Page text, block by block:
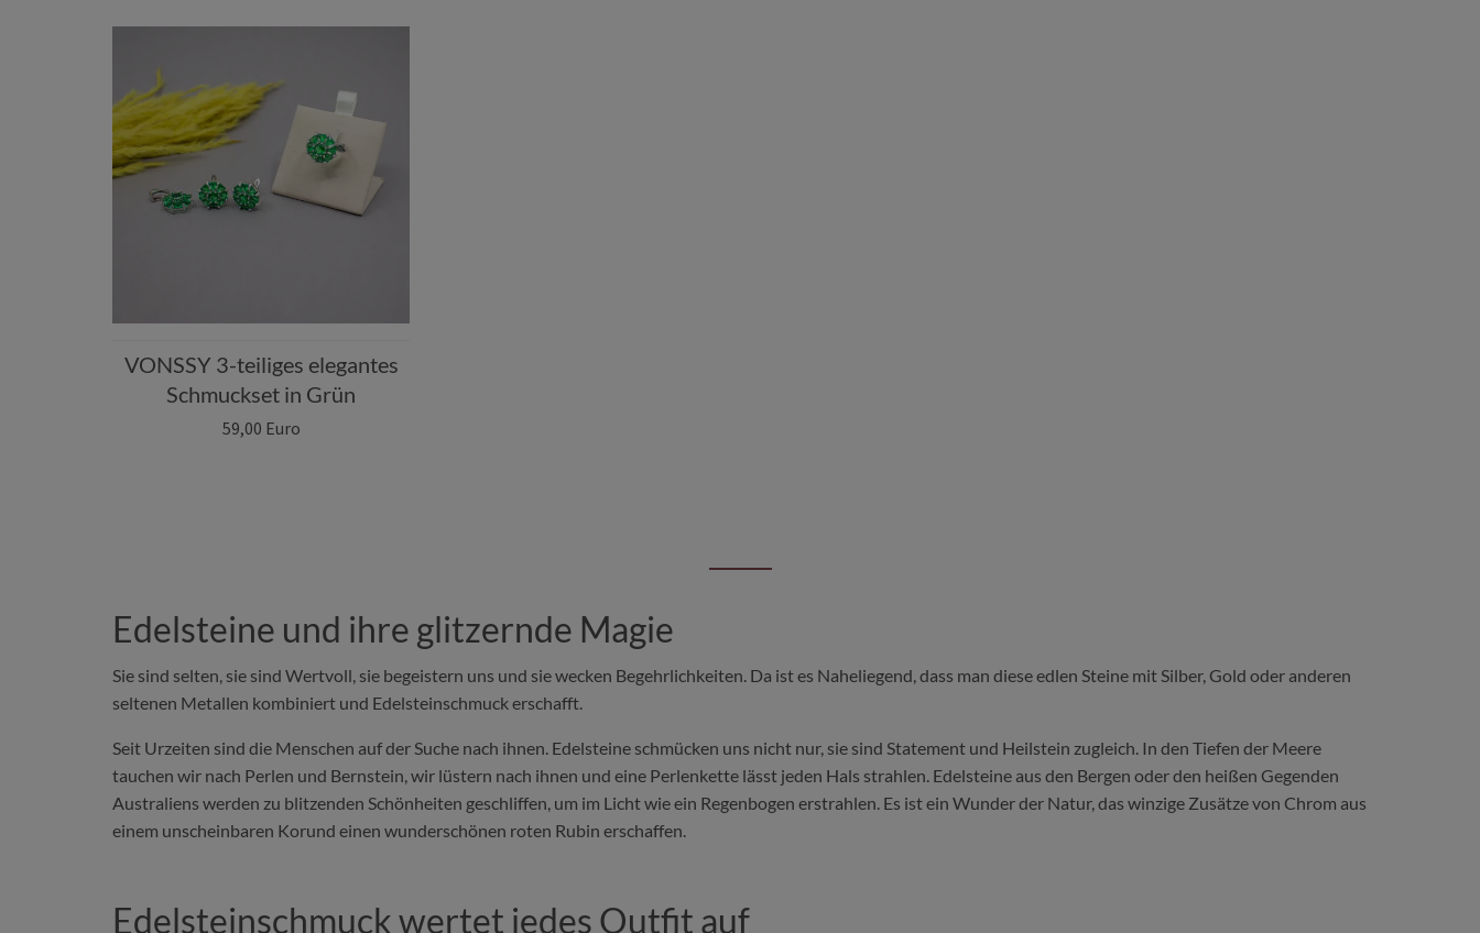
VONSSY 3-teiliges elegantes
Schmuckset in Grün
59,00 Euro
Edelsteine und ihre glitzernde Magie
Sie sind selten, sie sind Wertvoll, sie begeistern uns und sie wecken Begehrlichkeiten. Da ist es Naheliegend, dass man diese edlen Steine mit Silber, Gold oder anderen
seltenen Metallen kombiniert und Edelsteinschmuck erschafft.
Seit Urzeiten sind die Menschen auf der Suche nach ihnen. Edelsteine schmücken uns nicht nur, sie sind Statement und Heilstein zugleich. In den Tiefen der Meere
tauchen wir nach Perlen und Bernstein, wir lüstern nach ihnen und eine Perlenkette lässt jeden Hals strahlen. Edelsteine aus den Bergen oder den heißen Gegenden
Australiens werden zu blitzenden Schönheiten geschliffen, um im Licht wie ein Regenbogen erstrahlen. Es ist ein Wunder der Natur, das winzige Zusätze von Chrom aus
einem unscheinbaren Korund einen wunderschönen roten Rubin erschaffen.
Edelsteinschmuck wertet jedes Outfit auf